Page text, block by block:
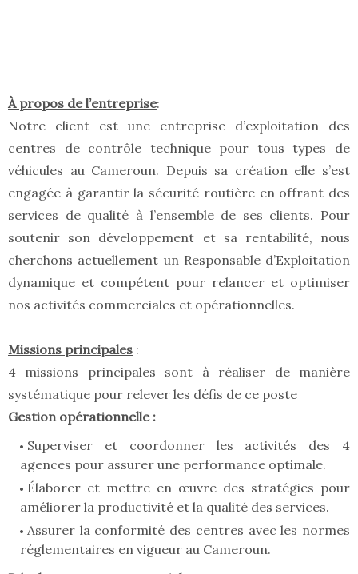
À propos de l’entreprise:
Notre client est une entreprise d’exploitation des
centres de contrôle technique pour tous types de
véhicules au Cameroun. Depuis sa création elle s’est
engagée à garantir la sécurité routière en offrant des
services de qualité à l’ensemble de ses clients. Pour
soutenir son développement et sa rentabilité, nous
cherchons actuellement un Responsable d’Exploitation
dynamique et compétent pour relancer et optimiser
nos activités commerciales et opérationnelles.
Missions principales :
4 missions principales sont à réaliser de manière
systématique pour relever les défis de ce poste
Gestion opérationnelle :
Superviser et coordonner les activités des 4
agences pour assurer une performance optimale.
Élaborer et mettre en œuvre des stratégies pour
améliorer la productivité et la qualité des services.
Assurer la conformité des centres avec les normes
réglementaires en vigueur au Cameroun.